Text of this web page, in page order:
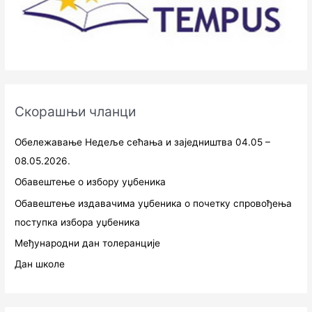
Скорашњи чланци
Обележавање Недеље сећања и заједништва 04.05 –
08.05.2026.
Обавештење о избору уџбеника
Обавештење издавачима уџбеника о почетку спровођења
поступка избора уџбеника
Међународни дан толеранције
Дан школе